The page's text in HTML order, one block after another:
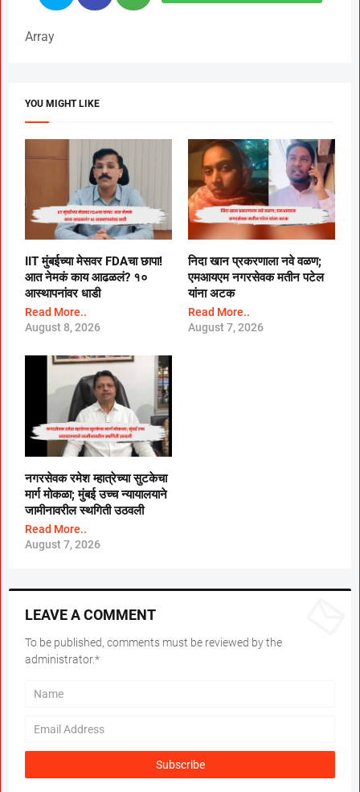
Array
YOU MIGHT LIKE
IIT मुंबईच्या मेसवर FDAचा छापा!
आत नेमकं काय आढळलं? १०
आस्थापनांवर धाडी
Read More..
August 8, 2026
निदा खान प्रकरणाला नवे वळण;
एमआयएम नगरसेवक मतीन पटेल
यांना अटक
Read More..
August 7, 2026
नगरसेवक रमेश म्हात्रेच्या सुटकेचा
मार्ग मोकळा; मुंबई उच्च न्यायालयाने
जामीनावरील स्थगिती उठवली
Read More..
August 7, 2026
LEAVE A COMMENT
To be published, comments must be reviewed by the
administrator.*